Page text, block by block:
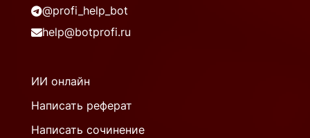
@profi_help_bot
help@botprofi.ru
ИИ онлайн
Написать реферат
Написать сочинение